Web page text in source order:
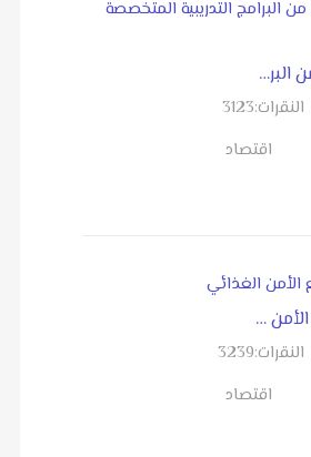
البر…
النقرات:3123
اقتصاد
…
النقرات:3239
اقتصاد